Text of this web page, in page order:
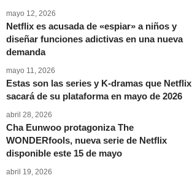
mayo 12, 2026
Netflix es acusada de «espiar» a niños y
diseñar funciones adictivas en una nueva
demanda
mayo 11, 2026
Estas son las series y K-dramas que Netflix
sacará de su plataforma en mayo de 2026
abril 28, 2026
Cha Eunwoo protagoniza The
WONDERfools, nueva serie de Netflix
disponible este 15 de mayo
abril 19, 2026